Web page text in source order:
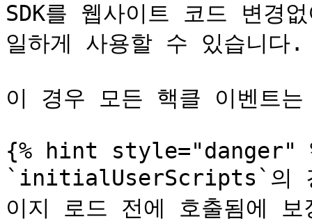
SDK를 웹사이트 코드 변
일하게 사용할 수 있습니다.
이 경우 모든 핵클 이벤트
{% hint style="danger"
`initialUserScripts`의 경
이지 로드 전에 호출됨에